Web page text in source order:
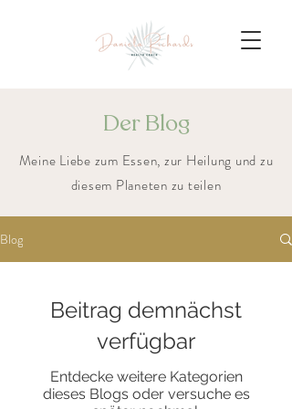
Der Blog
Meine Liebe zum Essen, zur Heilung und zu
diesem Planeten zu teilen
Blog
Beitrag demnächst
verfügbar
Entdecke weitere Kategorien
dieses Blogs oder versuche es